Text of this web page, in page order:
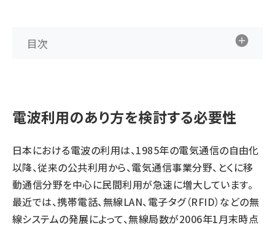
目次
電波利用のあり方を検討する必要性
日本における電波の利用は、1985年の電気通信の自由化
以降、従来の公共利用から、電気通信事業分野、とくに移
動通信分野を中心に民間利用が急速に増大しています。
最近では、携帯電話、無線LAN、電子タグ（RFID）などの無
線システムの発展によって、無線局数が2006年1月末時点